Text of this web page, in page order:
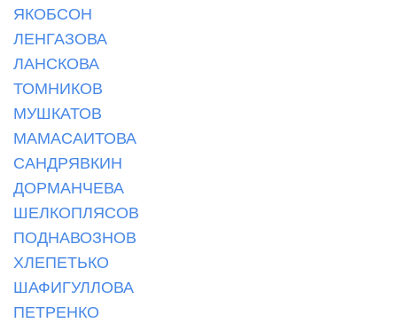
ЯКОБСОН
ЛЕНГАЗОВА
ЛАНСКОВА
ТОМНИКОВ
МУШКАТОВ
МАМАСАИТОВА
САНДРЯВКИН
ДОРМАНЧЕВА
ШЕЛКОПЛЯСОВ
ПОДНАВОЗНОВ
ХЛЕПЕТЬКО
ШАФИГУЛЛОВА
ПЕТРЕНКО